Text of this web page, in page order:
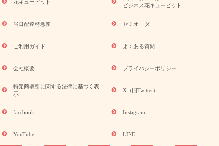
特集
お盆 花（新盆・初盆） 季節のイベント
お盆 花（新
盆・初盆）
お盆 花（新盆・初盆）
お盆・お供え 花とセットギ
フト
お盆・お供え プリザーブドフラワー
ひまわり ギフト・プ
レゼント特集
夏の花贈り・お中元・暑中見舞い 花のギフト特集
敬老の日におくる花ギフト・プレゼント特集
花ギフト・プレゼント特集
敬老の日 花のおすすめランキング
敬
老の日 花鉢植えのギフト・プレゼント特集
敬老の日 花とセットギ
フト・プレゼント特集
敬老の日の花 全てのギフト一覧
キャン
ペーン
映画『ウォーターガーディアンズ』コラボキャンペーン
「きょう誕生日なんです」キャンペーン
誕生日の花を探す
誕生日フラワーギフト 誕生日フラワーギフト特集
9月の誕生花(リンドウ)
花キューピット
ビジネス花キューピット
当日配達特急便 セミオーダー
ご利用ガイド よくある質問
会社概要 プライバシーポリシー
特定商取引に関する法律に基づく表
示
X（旧Twitter）
facebook Instagram
YouTube LINE